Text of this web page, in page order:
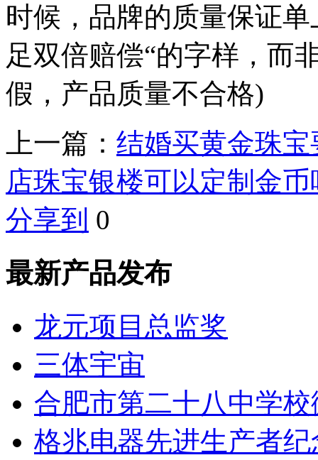
时候，品牌的质量保证
足双倍赔偿“的字样，而
假，产品质量不合格)
上一篇： 结婚买黄金珠
店珠宝银楼可以定制金币
分享到 0
最新产品发布
龙元项目总监奖
三体宇宙
合肥市第二十八中学校
格兆电器先进生产者